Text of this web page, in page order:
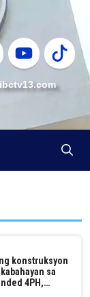
konstruksyon
sa
4PH,